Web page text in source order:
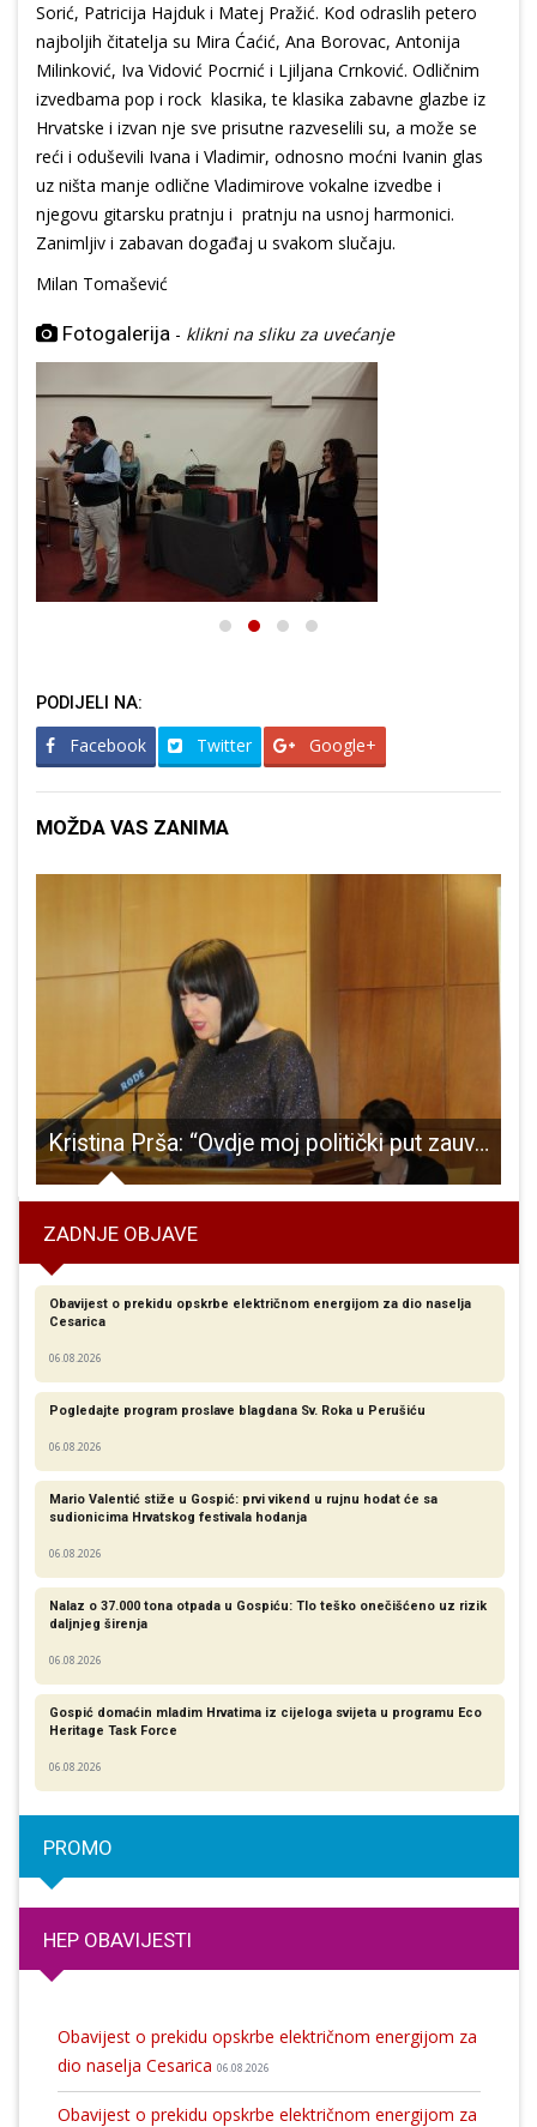
Sorić, Patricija Hajduk i Matej Pražić. Kod odraslih petero
najboljih čitatelja su Mira Ćaćić, Ana Borovac, Antonija
Milinković, Iva Vidović Pocrnić i Ljiljana Crnković. Odličnim
izvedbama pop i rock klasika, te klasika zabavne glazbe iz
Hrvatske i izvan nje sve prisutne razveselili su, a može se
reći i oduševili Ivana i Vladimir, odnosno moćni Ivanin glas
uz ništa manje odlične Vladimirove vokalne izvedbe i
njegovu gitarsku pratnju i pratnju na usnoj harmonici.
Zanimljiv i zabavan događaj u svakom slučaju.
Milan Tomašević
Fotogalerija - klikni na sliku za uvećanje
PODIJELI NA:
Facebook Twitter Google+
MOŽDA VAS ZANIMA
Kristina Prša: “Ovdje moj politički put zauvijek i u svakom obliku prestaje”!
ZADNJE OBJAVE
Obavijest o prekidu opskrbe električnom energijom za dio naselja
Cesarica
06.08.2026
Pogledajte program proslave blagdana Sv. Roka u Perušiću
06.08.2026
Mario Valentić stiže u Gospić: prvi vikend u rujnu hodat će sa
sudionicima Hrvatskog festivala hodanja
06.08.2026
Nalaz o 37.000 tona otpada u Gospiću: Tlo teško onečišćeno uz rizik
daljnjeg širenja
06.08.2026
Gospić domaćin mladim Hrvatima iz cijeloga svijeta u programu Eco
Heritage Task Force
06.08.2026
PROMO
HEP OBAVIJESTI
Obavijest o prekidu opskrbe električnom energijom za
dio naselja Cesarica 06.08.2026
Obavijest o prekidu opskrbe električnom energijom za